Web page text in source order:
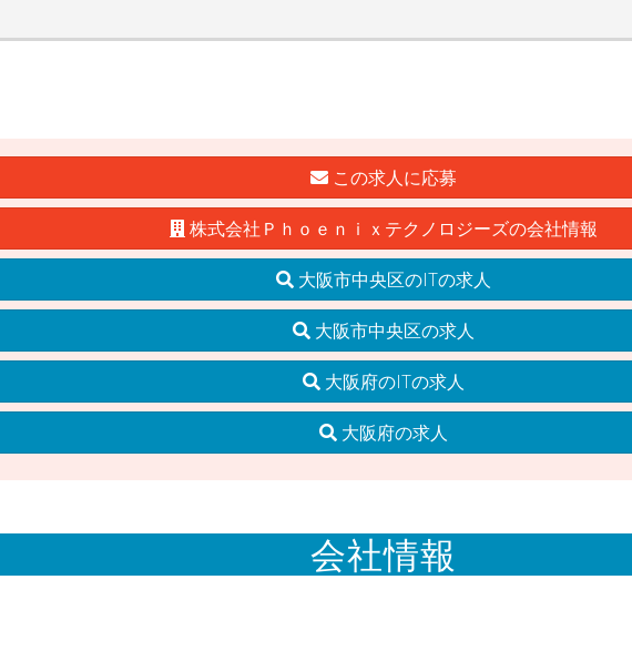
この求人に応募
株式会社Ｐｈｏｅｎｉｘテクノロジーズの会社情報
大阪市中央区のITの求人
大阪市中央区の求人
大阪府のITの求人
大阪府の求人
会社情報